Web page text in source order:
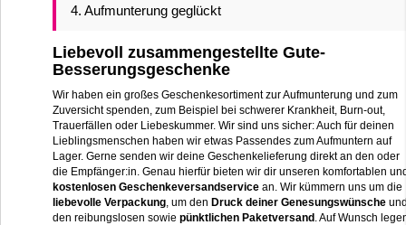
4. Aufmunterung geglückt
Liebevoll zusammengestellte Gute-
Besserungsgeschenke
Wir haben ein großes Geschenkesortiment zur Aufmunterung und zum
Zuversicht spenden, zum Beispiel bei schwerer Krankheit, Burn-out,
Trauerfällen oder Liebeskummer. Wir sind uns sicher: Auch für deinen
Lieblingsmenschen haben wir etwas Passendes zum Aufmuntern auf
Lager. Gerne senden wir deine Geschenkelieferung direkt an den oder
die Empfänger:in. Genau hierfür bieten wir dir unseren komfortablen
kostenlosen Geschenkeversandservice an. Wir kümmern uns um die
liebevolle Verpackung , um den Druck deiner Genesungswünsche
den reibungslosen sowie pünktlichen Paketversand . Auf Wunsch